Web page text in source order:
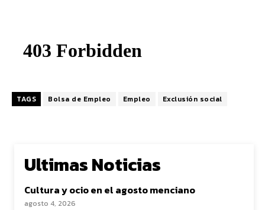
TAGS Bolsa de Empleo Empleo Exclusión social
Ultimas Noticias
Cultura y ocio en el agosto menciano
agosto 4, 2026